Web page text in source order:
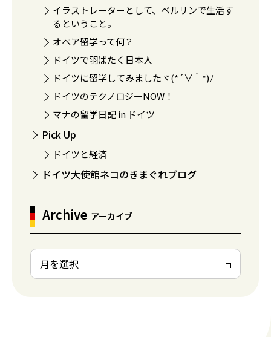
イラストレーターとして、ベルリンで生活す
るということ。
オペア留学って何？
ドイツで羽ばたく日本人
ドイツに留学してみましたヾ(*´∀｀*)ﾉ
ドイツのテクノロジーNOW！
マナの留学日記 in ドイツ
Pick Up
ドイツと経済
ドイツ大使館ネコのきまぐれブログ
Archive アーカイブ